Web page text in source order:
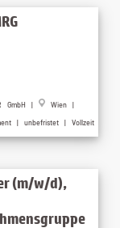
GmbH |
Wien |
| unbefristet | Vollzeit
(m/w/d),